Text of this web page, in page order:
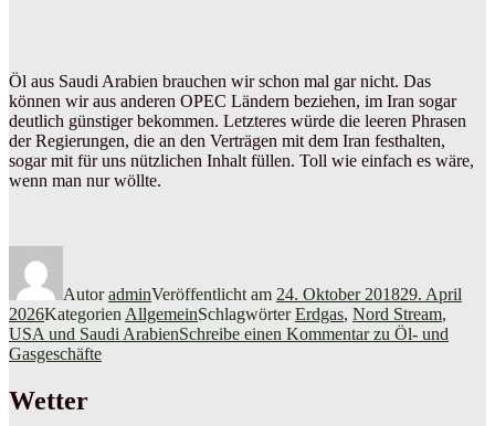
Öl aus Saudi Arabien brauchen wir schon mal gar nicht. Das
können wir aus anderen OPEC Ländern beziehen, im Iran sogar
deutlich günstiger bekommen. Letzteres würde die leeren Phrasen
der Regierungen, die an den Verträgen mit dem Iran festhalten,
sogar mit für uns nützlichen Inhalt füllen. Toll wie einfach es wäre,
wenn man nur wöllte.
AutoradminVeröffentlicht am 24. Oktober 201829. April
2026Kategorien AllgemeinSchlagwörterErdgas, Nord Stream,
USA und Saudi ArabienSchreibe einen Kommentarzu Öl- und
Gasgeschäfte
Wetter